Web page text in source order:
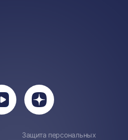
Вы
перейдете
Вы
перейдете
Дзен
Защита персональных